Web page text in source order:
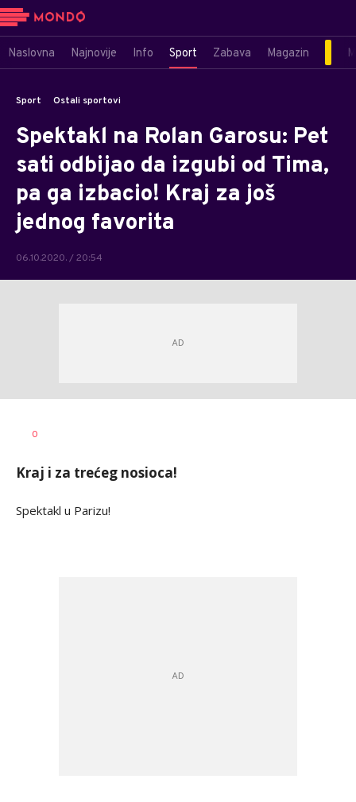
Naslovna Najnovije Info Sport Zabava Magazin
Sport Ostali sportovi
Spektakl na Rolan Garosu: Pet
sati odbijao da izgubi od Tima,
pa ga izbacio! Kraj za još
jednog favorita
06.10.2020. / 20:54
AUTOR
0
Kraj i za trećeg nosioca!
Spektakl u Parizu!